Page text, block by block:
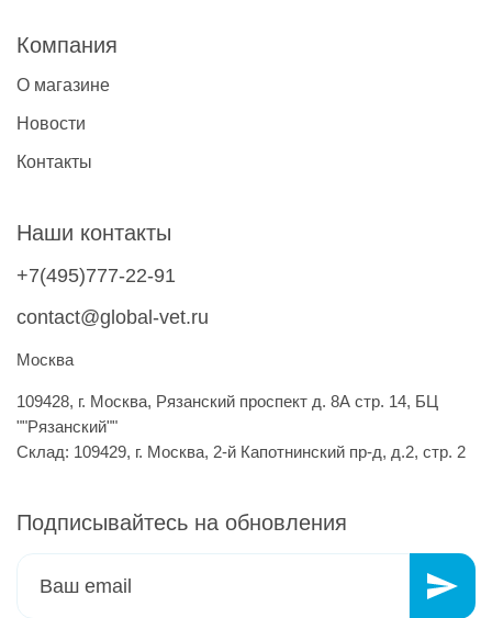
Компания
О магазине
Новости
Контакты
Наши контакты
+7(495)777-22-91
contact@global-vet.ru
Москва
109428, г. Москва, Рязанский проспект д. 8А стр. 14, БЦ
""Рязанский""
Склад: 109429, г. Москва, 2-й Капотнинский пр-д, д.2, стр. 2
Подписывайтесь на обновления